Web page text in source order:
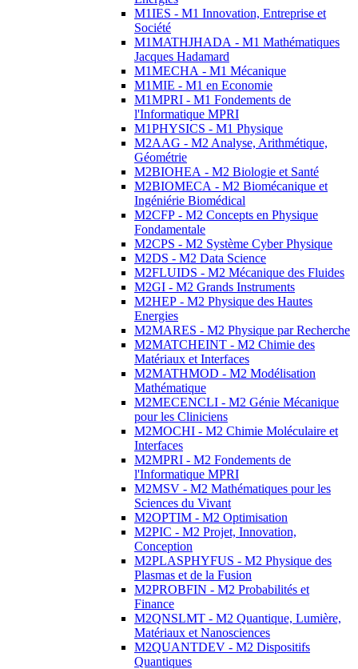
M1IES - M1 Innovation, Entreprise et
Société
M1MATHJHADA - M1 Mathématiques
Jacques Hadamard
M1MECHA - M1 Mécanique
M1MIE - M1 en Economie
M1MPRI - M1 Fondements de
l'Informatique MPRI
M1PHYSICS - M1 Physique
M2AAG - M2 Analyse, Arithmétique,
Géométrie
M2BIOHEA - M2 Biologie et Santé
M2BIOMECA - M2 Biomécanique et
Ingéniérie Biomédical
M2CFP - M2 Concepts en Physique
Fondamentale
M2CPS - M2 Système Cyber Physique
M2DS - M2 Data Science
M2FLUIDS - M2 Mécanique des Fluides
M2GI - M2 Grands Instruments
M2HEP - M2 Physique des Hautes
Energies
M2MARES - M2 Physique par Recherche
M2MATCHEINT - M2 Chimie des
Matériaux et Interfaces
M2MATHMOD - M2 Modélisation
Mathématique
M2MECENCLI - M2 Génie Mécanique
pour les Cliniciens
M2MOCHI - M2 Chimie Moléculaire et
Interfaces
M2MPRI - M2 Fondements de
l'Informatique MPRI
M2MSV - M2 Mathématiques pour les
Sciences du Vivant
M2OPTIM - M2 Optimisation
M2PIC - M2 Projet, Innovation,
Conception
M2PLASPHYFUS - M2 Physique des
Plasmas et de la Fusion
M2PROBFIN - M2 Probabilités et
Finance
M2QNSLMT - M2 Quantique, Lumière,
Matériaux et Nanosciences
M2QUANTDEV - M2 Dispositifs
Quantiques